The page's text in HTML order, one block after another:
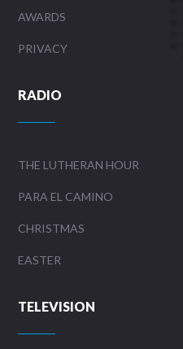
AWARDS
PRIVACY
RADIO
THE LUTHERAN HOUR
PARA EL CAMINO
CHRISTMAS
EASTER
TELEVISION